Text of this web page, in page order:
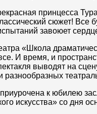
принцесса
сюжет! Все
завоюет
«Школа
И время, и
выводят на
разнообразных
приурочена к юбилею
искусства» со дня